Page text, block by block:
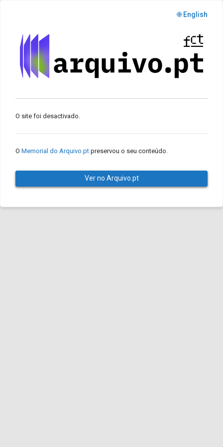
🌐 English
O site foi desactivado.
O Memorial do Arquivo.pt preservou o seu conteúdo.
Ver no Arquivo.pt